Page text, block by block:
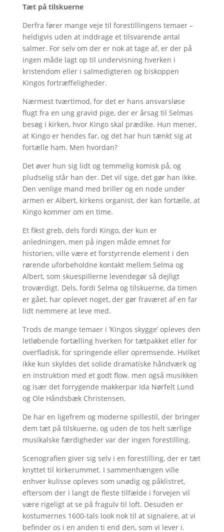
Tæt på tilskuerne
Derfra fører mange veje til forestillingens temaer –
heldigvis uden at inddrage et tilsvarende antal
salmer. For selv om der er nok at tage af, er der på
ingen måde lagt op til undervisning hverken i
kristendom eller i salmedigteren og biskoppen
Kingos fortræffeligheder.
Nærmest tværtimod, for det er hans ansvarsløse
flugt fra en ung gravid pige, der er årsag til Selmas
besøg i kirken, hvor Kingo skal prædike. Hun mener,
at Kingo er hendes far, og det har hun tænkt sig at
fortælle ham. Men hvordan?
Det øver hun sig lidt og temmelig komisk på, og
pludselig står han der. Det vil sige, det gør han ikke.
Den venlige mand med briller og en node under
armen er Albert, kirkens organist, der kan fortælle, at
Kingo kommer om en time.
Et fikst greb, dels fordi Kingo, der kun er
anledningen, men på ingen måde emnet for
historien, ville være et forstyrrende element i den
rørende uforbeholdne kontakt mellem Selma og
Albert, som skuespillerne levendegør så dejligt
troværdigt. Dels, fordi Selma og tilskuerne, da timen
er gået, har oplevet noget, der gør fraværet af en far
lidt nemmere at leve med.
Trods de mange temaer i ’Kingos skygge’ opleves den
letløbende fortælling hverken for tætpakket eller for
overfladisk, for springende eller opremsende. Hvilket
ikke kun skyldes det solide dramatiske håndværk og
en instruktion med et godt flow. men også musikken
og især det forrygende makkerpar Ida Nørfelt Lund
og Ole Håndsbæk Christensen.
De har en ligefrem og moderne spillestil, der bringer
dem tæt på tilskuerne, og uden de tos helt særlige
musikalske færdigheder var der ingen forestilling.
Scenografien giver sig selv i en forestilling, der er tæt
knyttet til kirkerummet. I sammenhængen ville
enhver kulisse opleves som unødig og påklistret,
eftersom der i langt de fleste tilfælde i forvejen vil
være rigeligt at se på fragulv til loft. Desuden er
kostumernes 1600-tals look nok til at signalere, at vi
befinder os i en anden ti end den, som vi lever i.